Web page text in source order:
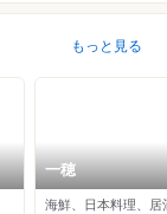
もっと見る
一穂
海鮮、日本料理、居